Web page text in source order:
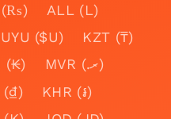
(₨)
ALL (L)
UYU ($U)
KZT (₸)
(₭)
MVR (.ރ)
(₫)
KHR (៛)